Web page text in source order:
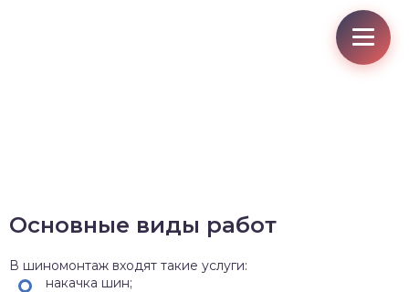
Основные виды работ
В шиномонтаж входят такие услуги:
накачка шин;